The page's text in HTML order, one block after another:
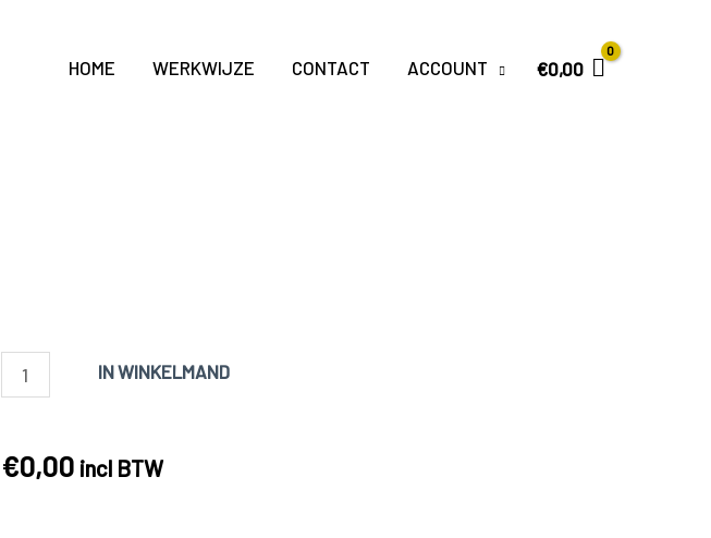
HOME WERKWIJZE CONTACT ACCOUNT €0,00
BOUILLON,
PADDENSTOEL
CEPES
IN WINKELMAND
€0,00 incl BTW